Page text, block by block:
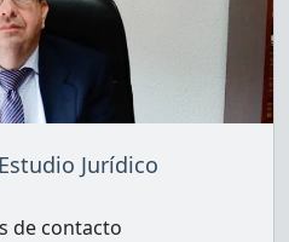
Jurídico
de contacto